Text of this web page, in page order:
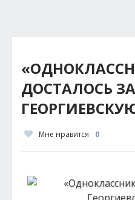
ДОСТАЛОСЬ ЗА
Мне нравится 0